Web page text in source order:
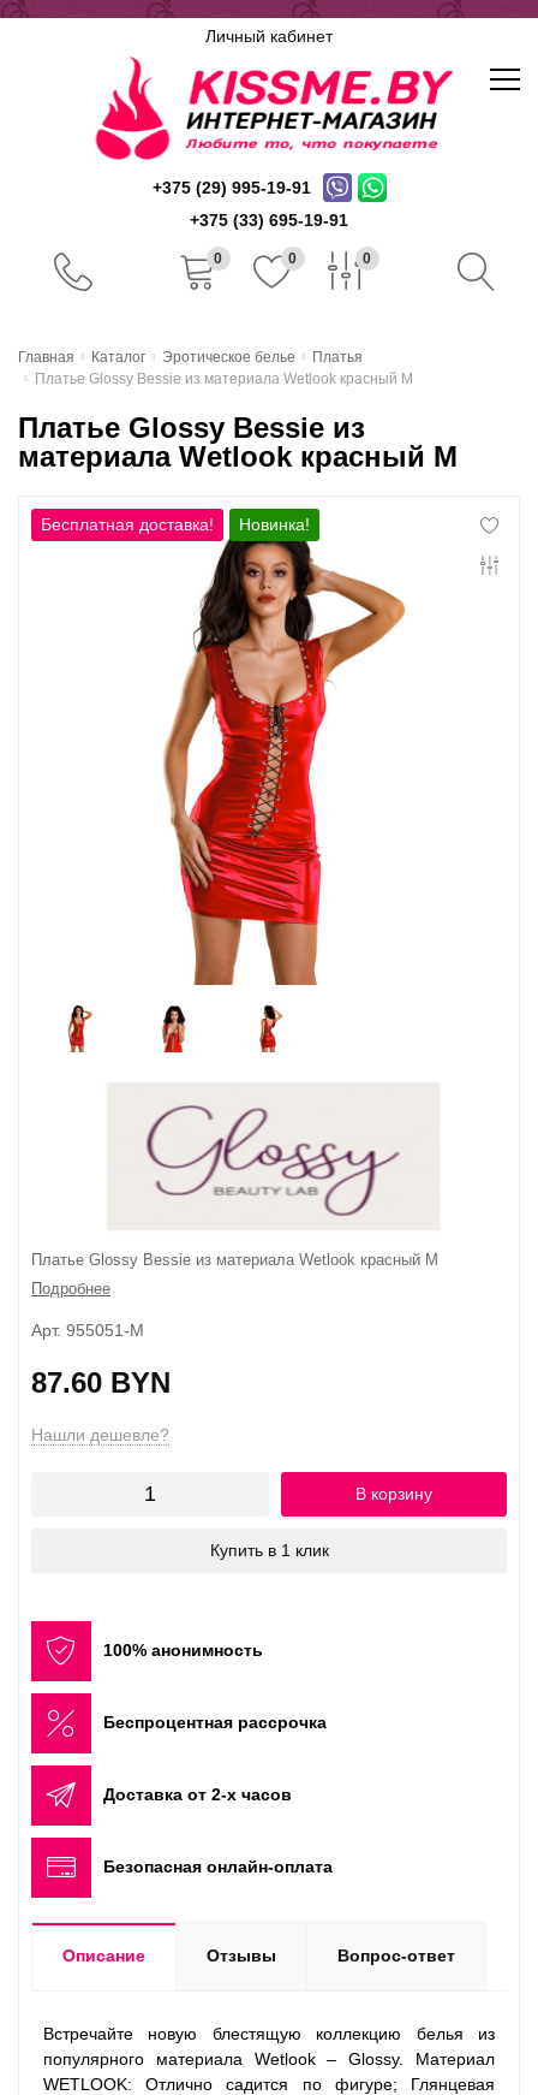
Личный кабинет
+375 (29) 995-19-91
+375 (33) 695-19-91
0 0 0
Доставка и оплата
Контакты
Конфиденциальность
Гарантии и возврат
Беспроцентная рассрочка
Главная Каталог Эротическое белье
Платья
Платье Glossy Bessie из материала Wetlook красный M
Платье Glossy Bessie из
материала Wetlook красный M
Новинка!
Платье Glossy Bessie из материала Wetlook красный M
Подробнее
Арт. 955051-M
87.60 BYN
Нашли дешевле?
В корзину
Купить в 1 клик
100% анонимность
Беспроцентная рассрочка
Доставка от 2-х часов
Безопасная онлайн-оплата
Описание Отзывы Вопрос-ответ
Встречайте новую блестящую коллекцию белья из
популярного материала Wetlook – Glossy. Материал
WETLOOK: Отлично садится по фигуре; Глянцевая